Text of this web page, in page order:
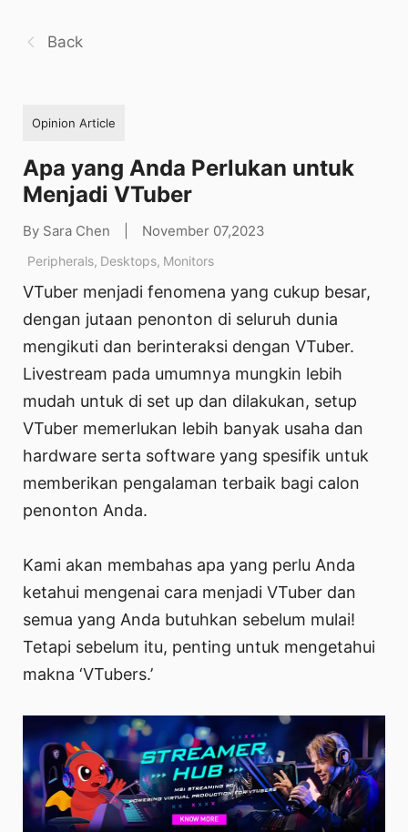
Back
Opinion Article
Apa yang Anda Perlukan untuk
Menjadi VTuber
By Sara Chen November 07,2023
Peripherals, Desktops, Monitors
VTuber menjadi fenomena yang cukup besar,
dengan jutaan penonton di seluruh dunia
mengikuti dan berinteraksi dengan VTuber.
Livestream pada umumnya mungkin lebih
mudah untuk di set up dan dilakukan, setup
VTuber memerlukan lebih banyak usaha dan
hardware serta software yang spesifik untuk
memberikan pengalaman terbaik bagi calon
penonton Anda.
Kami akan membahas apa yang perlu Anda
ketahui mengenai cara menjadi VTuber dan
semua yang Anda butuhkan sebelum mulai!
Tetapi sebelum itu, penting untuk mengetahui
makna ‘VTubers.’